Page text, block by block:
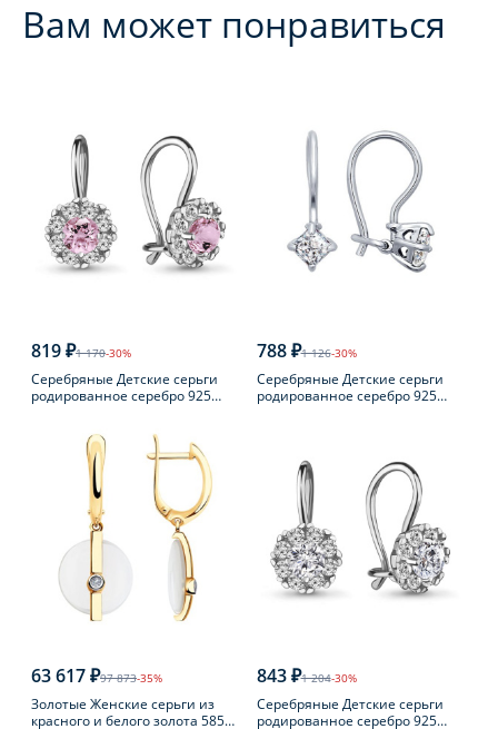
Вам может понравиться
819 ₽1 170-30%
Серебряные Детские серьги
родированное серебро 925
788 ₽1 126-30%
Серебряные Детские серьги
родированное серебро 925
63 617 ₽97 873-35%
Золотые Женские серьги из
красного и белого золота 585
843 ₽1 204-30%
Серебряные Детские серьги
родированное серебро 925